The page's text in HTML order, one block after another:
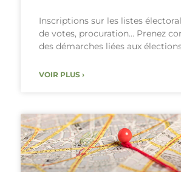
Inscriptions sur les listes
de votes, procuration… Prenez
des démarches liées aux
VOIR PLUS ›